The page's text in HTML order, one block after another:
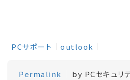
PCサポート outlook
Permalink
by PCセキュリ